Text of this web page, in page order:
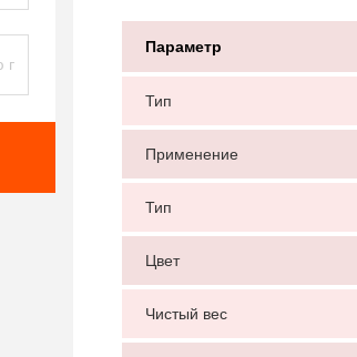
Параметр
Тип
Применение
Тип
Цвет
Чистый вес